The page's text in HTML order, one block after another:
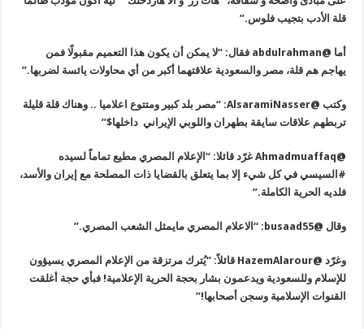
قلة الأدب بتجيب فلوس.”
أما @abdulrahman
فقال: “لا يمكن أن يكون هذا التعميم مقبولًا فمن
يهاجم هم قلة، مصر والسعودية علاقتهما أكبر من أي محاولات يائسة لضربها.”
وكتب @AlsaramiNasser: “
مصر بلد كبير ومتتوع اعلاميا .. وهناك قلة قليلة
تربطهم علاقات سايقة بطهران واللوبي الإيراني داخلها$”
@Ahmadmuaffaq
غرّد قائلا: “الإعلام المصري مطيع تماماً لسيده
#السيسي في كل شيء إلا بما يتعلق بالقضايا ذات المصلحة مع إيران والأسد،
فلديه الحرية الكاملة.”
وقال @busaad55: “ الاعلام المصري مايمثل الشعب المصري.”
وغرّد @HazemAlarour
قائلاً: “يُترك مرتزقة من الإعلام المصري يسيؤون
للإسلام وللسعودية ويدعمون بشار بحجة الحرية الإعلامية! فبأي حجة أغلقت
القنوات الإسلامية وسجن أصحابها!”